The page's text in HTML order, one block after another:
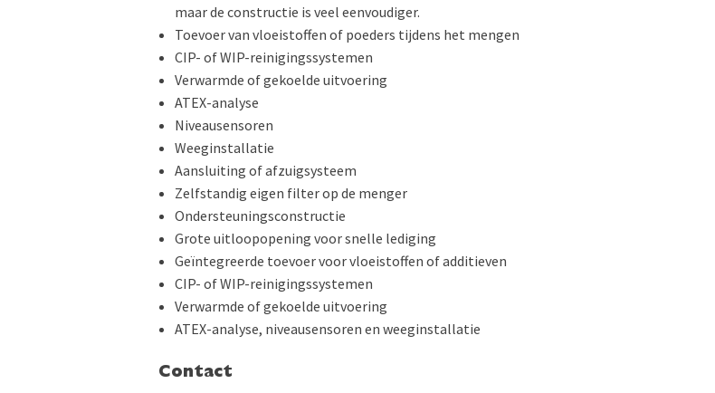
maar de constructie is veel eenvoudiger.
Toevoer van vloeistoffen of poeders tijdens het mengen
CIP- of WIP-reinigingssystemen
Verwarmde of gekoelde uitvoering
ATEX-analyse
Niveausensoren
Weeginstallatie
Aansluiting of afzuigsysteem
Zelfstandig eigen filter op de menger
Ondersteuningsconstructie
Grote uitloopopening voor snelle lediging
Geïntegreerde toevoer voor vloeistoffen of additieven
CIP- of WIP-reinigingssystemen
Verwarmde of gekoelde uitvoering
ATEX-analyse, niveausensoren en weeginstallatie
Contact